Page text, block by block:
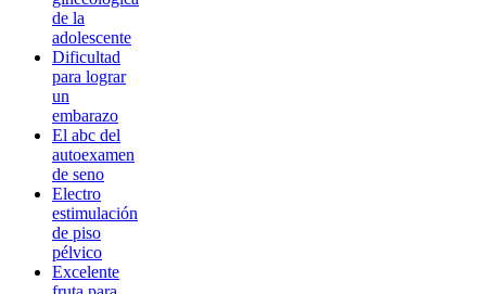
de la
adolescente
Dificultad
para lograr
un
embarazo
El abc del
autoexamen
de seno
Electro
estimulación
de piso
pélvico
Excelente